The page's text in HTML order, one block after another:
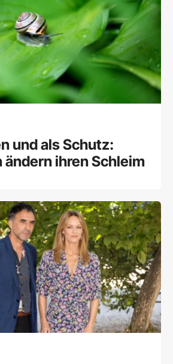
und als Schutz:
ändern ihren Schleim